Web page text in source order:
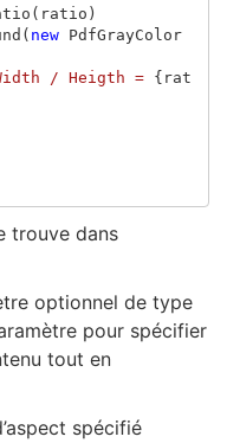
( ratio )
( new
PdfGrayColor
/ Heigth = { rat
trouve dans
optionnel de type
pour spécifier
tout en
spécifié